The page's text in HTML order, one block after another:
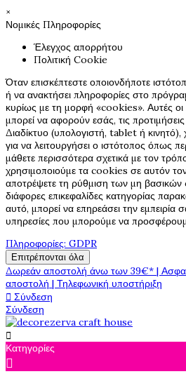
×
Νομικές Πληροφορίες
Έλεγχος απορρήτου
Πολιτική Cookie
Όταν επισκέπτεστε οποιονδήποτε
ή να ανακτήσει πληροφορίες στο
κυρίως με τη μορφή «cookies». Αυτές οι
μπορεί να αφορούν εσάς, τις
Διαδίκτυο (υπολογιστή, tablet ή κινητό),
για να λειτουργήσει ο ιστότοπος όπως
μάθετε περισσότερα σχετικά με τον
χρησιμοποιούμε τα cookies σε αυτόν
αποτρέψετε τη ρύθμιση των μη βασικών
διάφορες επικεφαλίδες κατηγορίας
αυτό, μπορεί να επηρεάσει την εμπειρία
υπηρεσίες που μπορούμε να
Πληροφορίες: GDPR
Επιτρέπονται όλα
Δωρεάν αποστολή άνω των 39€* |
αποστολή | Τηλεφωνική υποστήριξη
 Σύνδεση
Σύνδεση

Κατηγορίες
